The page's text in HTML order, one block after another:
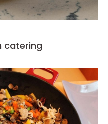
catering